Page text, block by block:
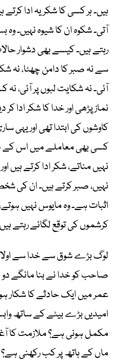
ہیں۔ ہر کسی کا شکریہ ادا
آتی۔ شکوہ ان کا شیوہ
رہتے ہیں۔ کیسے بھی دشوار
سے نہ صبر کا دامن چھٹا، نہ
آئی۔ نہ شکایت لبوں پر آئی،
نماز پڑھی اور خدا کا شکر ادا
کاوشوں کی ابتدا تھی اور یہی
کسی بھی معاملے میں اس کے
نہیں مناتے، شکر ادا کرتے ہیں
نہیں، صبر کرتے ہیں۔ ان کی
اثبات ہے۔ وہ مایوس نہیں
کرشموں کی توقع لگائے رہتے
لوگ بڑے شوق سے خدا سے
صاحب کو خدا نے بنا مانگے
عمر میں ایک حادثے کا شکار
امیدیں بڑے بیٹے کے ساتھ
مکمل ہونی ہے؟ ملازمت کا
ماں کے ہاتھ پر کب رکھنی